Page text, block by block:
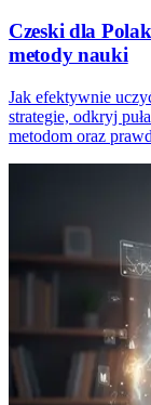
Czeski dla
metody nauki
Jak efektywnie
strategie, odkryj
metodom oraz